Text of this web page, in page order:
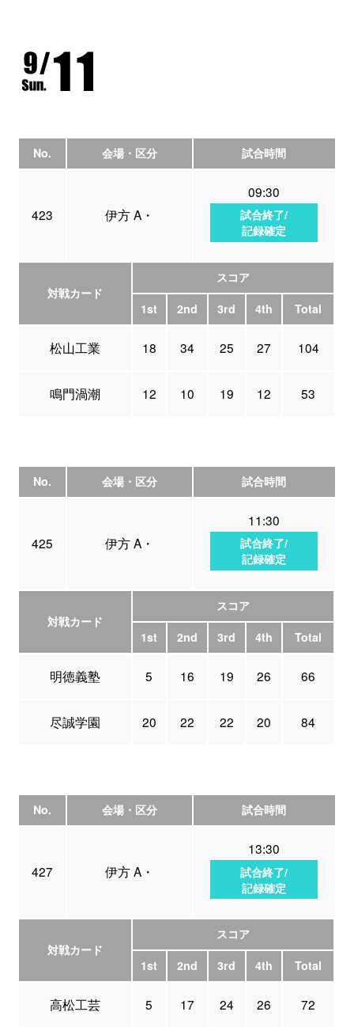
No. 会場・区分 試合時間
423 伊方 A・
09:30
試合終了/
記録確定
対戦カード
スコア
1st
2nd 3rd 4th Total
松山工業 18 34 25 27 104
鳴門渦潮 12 10 19 12 53
No. 会場・区分 試合時間
425 伊方 A・
11:30
試合終了/
記録確定
対戦カード
スコア
1st
2nd 3rd 4th Total
明徳義塾 5 16 19 26 66
尽誠学園 20 22 22 20 84
No. 会場・区分 試合時間
427 伊方 A・
13:30
試合終了/
記録確定
対戦カード
スコア
1st
2nd 3rd 4th Total
高松工芸 5 17 24 26 72